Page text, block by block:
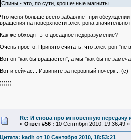
Спины - это, по сути, крошечные магниты.
Что меня больше всего забавляет при обсуждении
вращения на поверхности электрона
Как же обходят это досадное недоразумение?
Очень просто. Принято считать, что электрон
Вот он "как бы вращается", а мы "как бы не
Вот и сейчас... Извините за неровный почерк... (с)
))))))
Re: И снова про мгновенную
« Ответ #56 : 10 Сентября 2010, 19:36:49 »
Цитата: kadh от 10 Сентября 2010, 18:53:21